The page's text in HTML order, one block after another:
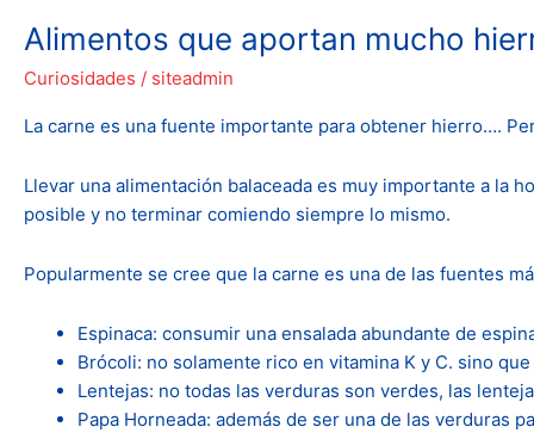
Alimentos que aportan mucho
Curiosidades / siteadmin
La carne es una fuente importante para obtener hierro….
Llevar una alimentación balaceada es muy importante a la
posible y no terminar comiendo siempre lo mismo.
Popularmente se cree que la carne es una de las fuentes
Espinaca: consumir una ensalada abundante de
Brócoli: no solamente rico en vitamina K y C. sino
Lentejas: no todas las verduras son verdes, las
Papa Horneada: además de ser una de las verduras